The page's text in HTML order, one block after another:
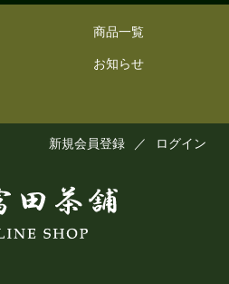
商品一覧
お知らせ
新規会員登録 ／ ログイン